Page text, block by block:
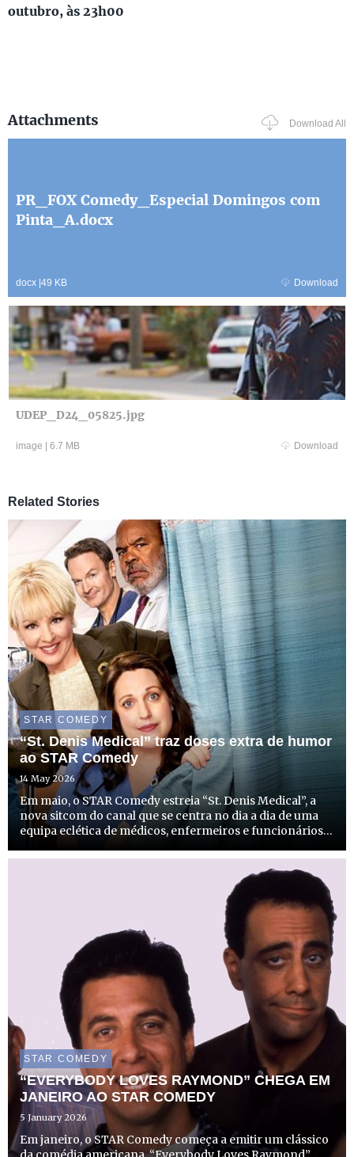
outubro, às 23h00
Attachments Download All
PR_FOX Comedy_Especial Domingos com
Pinta_A.docx
docx 49 KB Download
UDEP_D24_05825.jpg
image 6.7 MB Download
Related Stories
STAR COMEDY
“St. Denis Medical” traz doses extra de humor
ao STAR Comedy
14 May 2026
Em maio, o STAR Comedy estreia “St. Denis Medical”, a
nova sitcom do canal que se centra no dia a dia de uma
equipa eclética de médicos, enfermeiros e funcionários
impossível para lidar com um hospital com poucos
STAR COMEDY
“EVERYBODY LOVES RAYMOND” CHEGA EM
JANEIRO AO STAR COMEDY
5 January 2026
Em janeiro, o STAR Comedy começa a emitir um clássico